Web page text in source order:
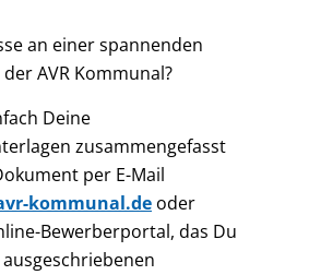
an einer spannenden
AVR Kommunal?
Deine
zusammengefasst
per E-Mail
kommunal.de oder
Bewerberportal, das Du